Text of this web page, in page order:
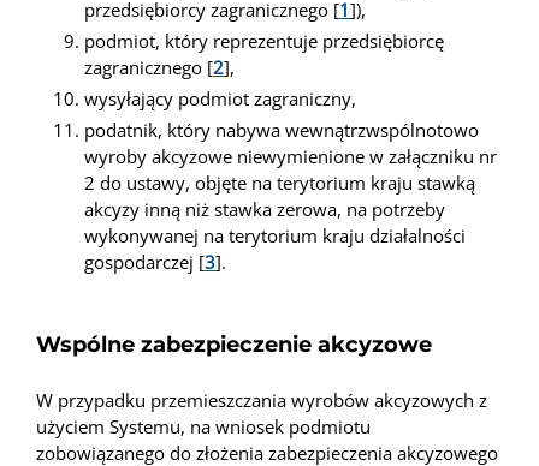
przedsiębiorcy zagranicznego [1]),
podmiot, który reprezentuje przedsiębiorcę
zagranicznego [2],
wysyłający podmiot zagraniczny,
podatnik, który nabywa wewnątrzwspólnotowo
wyroby akcyzowe niewymienione w załączniku nr
2 do ustawy, objęte na terytorium kraju stawką
akcyzy inną niż stawka zerowa, na potrzeby
wykonywanej na terytorium kraju działalności
gospodarczej [3].
Wspólne zabezpieczenie akcyzowe
W przypadku przemieszczania wyrobów akcyzowych z
użyciem Systemu, na wniosek podmiotu
zobowiązanego do złożenia zabezpieczenia akcyzowego